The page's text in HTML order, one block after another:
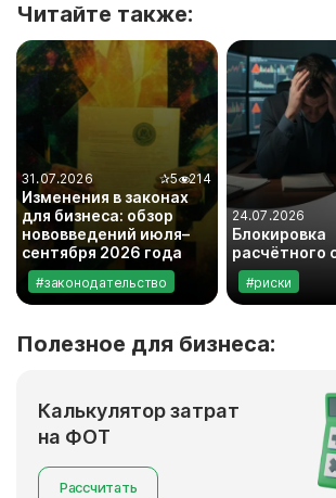
Читайте также:
31.07.2026 ✰5 214
Изменения в законах
для бизнеса: обзор
нововведений июля–
сентября 2026 года
#законодательство
24.07.2026
Блокировка
расчётного
#риски
Полезное для бизнеса:
Калькулятор затрат
на ФОТ
Рассчитать